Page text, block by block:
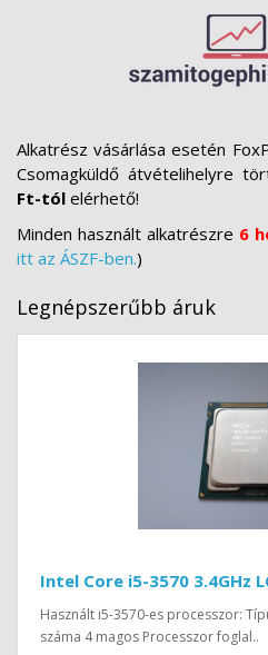
Alkatrész vásárlása esetén
Csomagküldő átvételihelyre
Ft-tól elérhető!
Minden használt alkatrészre 6
itt az ÁSZF-ben.)
Legnépszerűbb áruk
Intel Core i5-3570 3.4GHz
Használt i5-3570-es processzor:
száma 4 magos Processzor foglal..